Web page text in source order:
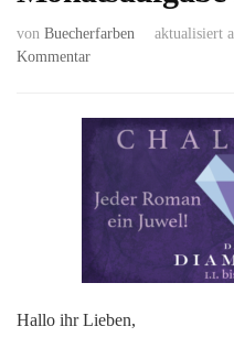
von Buecherfarben aktualisiert
Kommentarzu
Challenge
2018]
für
Januar
Hallo ihr Lieben,